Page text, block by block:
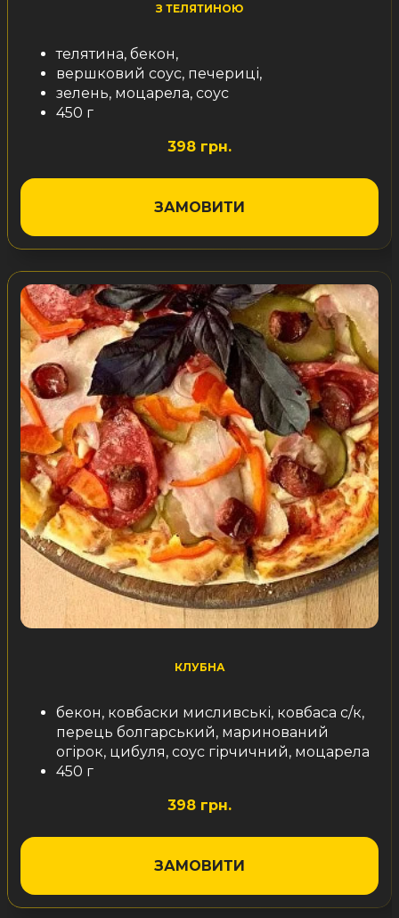
З ТЕЛЯТИНОЮ
телятина, бекон,
вершковий соус, печериці,
зелень, моцарела, соус
450 г
398 грн.
ЗАМОВИТИ
КЛУБНА
бекон, ковбаски мисливські, ковбаса с/к,
перець болгарський, маринований
огірок, цибуля, соус гірчичний, моцарела
450 г
398 грн.
ЗАМОВИТИ